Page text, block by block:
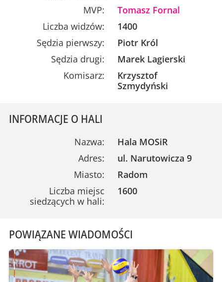
MVP:
Tomasz Fornal
Liczba widzów:
1400
Sędzia pierwszy:
Piotr Król
Sędzia drugi:
Marek Lagierski
Komisarz:
Krzysztof
Szmydyński
INFORMACJE O HALI
Nazwa:
Hala MOSiR
Adres:
ul. Narutowicza 9
Miasto:
Radom
Liczba miejsc
siedzących w hali:
1600
POWIĄZANE WIADOMOŚCI